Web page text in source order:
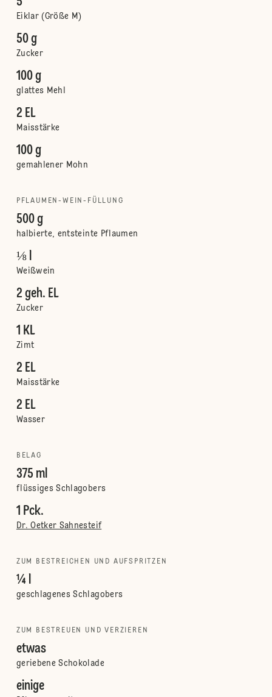
Eiklar (Größe M)
50 g
Zucker
100 g
glattes Mehl
2 EL
Maisstärke
100 g
gemahlener Mohn
PFLAUMEN-WEIN-FÜLLUNG
500 g
halbierte, entsteinte Pflaumen
⅛ l
Weißwein
2 geh. EL
Zucker
1 KL
Zimt
2 EL
Maisstärke
2 EL
Wasser
BELAG
375 ml
flüssiges Schlagobers
1 Pck.
Dr. Oetker Sahnesteif
ZUM BESTREICHEN UND AUFSPRITZEN
¼ l
geschlagenes Schlagobers
ZUM BESTREUEN UND VERZIEREN
etwas
geriebene Schokolade
einige